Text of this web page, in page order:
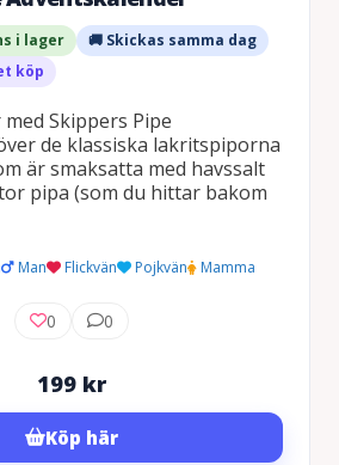
i lager
🚚 Skickas samma dag
köp
Skippers Pipe
de klassiska lakritspiporna
är smaksatta med havssalt
pipa (som du hittar bakom
Man Flickvän Pojkvän Mamma
0 0
199 kr
Köp här